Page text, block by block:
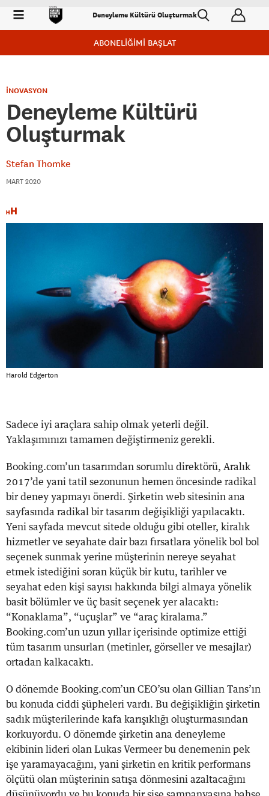
Deneyleme Kültürü Oluşturmak
ABONELİĞİMİ BAŞLAT
İNOVASYON
Deneyleme Kültürü
Oluşturmak
Stefan Thomke
MART 2020
Harold Edgerton
Sadece iyi araçlara sahip olmak yeterli değil.
Yaklaşımınızı tamamen değiştirmeniz gerekli.
Booking.com’un tasarımdan sorumlu direktörü, Aralık
2017’de yani tatil sezonunun hemen öncesinde radikal
bir deney yapmayı önerdi. Şirketin web sitesinin ana
sayfasında radikal bir tasarım değişikliği yapılacaktı.
Yeni sayfada mevcut sitede olduğu gibi oteller, kiralık
hizmetler ve seyahate dair bazı fırsatlara yönelik bol bol
seçenek sunmak yerine müşterinin nereye seyahat
etmek istediğini soran küçük bir kutu, tarihler ve
seyahat eden kişi sayısı hakkında bilgi almaya yönelik
basit bölümler ve üç basit seçenek yer alacaktı:
“Konaklama”, “uçuşlar” ve “araç kiralama.”
Booking.com’un uzun yıllar içerisinde optimize ettiği
tüm tasarım unsurları (metinler, görseller ve mesajlar)
ortadan kalkacaktı.
O dönemde Booking.com’un CEO’su olan Gillian Tans’ın
bu konuda ciddi şüpheleri vardı. Bu değişikliğin şirketin
sadık müşterilerinde kafa karışıklığı oluşturmasından
korkuyordu. O dönemde şirketin ana deneyleme
ekibinin lideri olan Lukas Vermeer bu denemenin pek
işe yaramayacağını, yani şirketin en kritik performans
ölçütü olan müşterinin satışa dönmesini azaltacağını